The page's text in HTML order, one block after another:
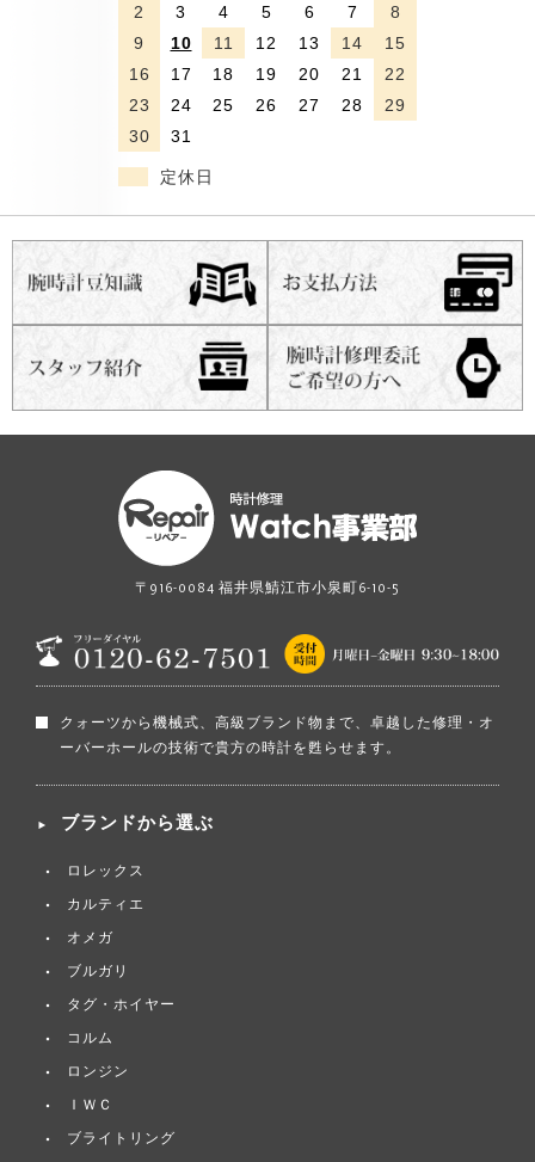
2
3 4 5 6 7
8
9
10 11 12 13 14
15
16
17 18 19 20 21
22
23
24 25 26 27 28
29
30
31
定休日
〒916-0084 福井県鯖江市小泉町6-10-5
クォーツから機械式、高級ブランド物まで、卓越した修理・オ
ーバーホールの技術で貴方の時計を甦らせます。
ブランドから選ぶ
ロレックス
カルティエ
オメガ
ブルガリ
タグ・ホイヤー
コルム
ロンジン
ＩＷＣ
ブライトリング